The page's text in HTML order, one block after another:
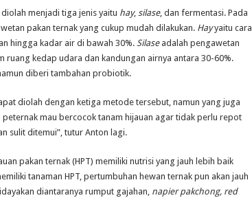
menjadi tiga jenis yaitu hay, silase, dan fermentasi. Pada
pakan ternak yang cukup mudah dilakukan. Hayyaitu cara
hingga kadar air di bawah 30%. Silaseadalah pengawetan
ruang kedap udara dan kandungan airnya antara 30-60%.
diberi tambahan probiotik.
diolah dengan ketiga metode tersebut, namun yang juga
mau bercocok tanam hijauan agar tidak perlu repot
sulit ditemui”, tutur Anton lagi.
pakan ternak (HPT) memiliki nutrisi yang jauh lebih baik
tanaman HPT, pertumbuhan hewan ternak pun akan jauh
diantaranya rumput gajahan, napier pakchong, red